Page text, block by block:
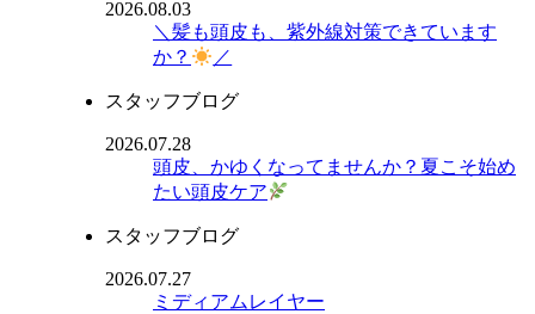
2026.08.03
＼髪も頭皮も、紫外線対策できています
か？
／
スタッフブログ
2026.07.28
頭皮、かゆくなってませんか？夏こそ始め
たい頭皮ケア
スタッフブログ
2026.07.27
ミディアムレイヤー